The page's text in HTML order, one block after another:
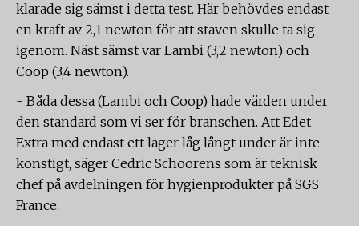
klarade sig sämst i detta test. Här behövdes endast
en kraft av 2,1 newton för att staven skulle ta sig
igenom. Näst sämst var Lambi (3,2 newton) och
Coop (3,4 newton).
- Båda dessa (Lambi och Coop) hade värden under
den standard som vi ser för branschen. Att Edet
Extra med endast ett lager låg långt under är inte
konstigt, säger Cedric Schoorens som är teknisk
chef på avdelningen för hygienprodukter på SGS
France.